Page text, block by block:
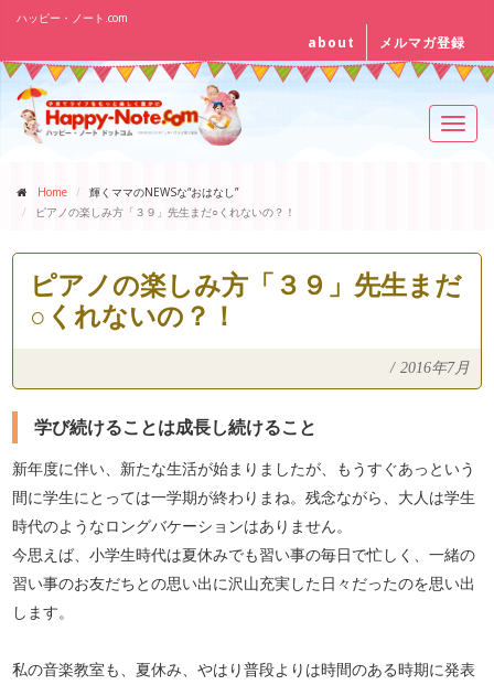
ハッピー・ノート.com
about メルマガ登録
Home
輝くママのNEWSな“おはなし”
ピアノの楽しみ方「３９」先生まだ○くれないの？！
ピアノの楽しみ方「３９」先生まだ
○くれないの？！
/ 2016年7月
学び続けることは成長し続けること
新年度に伴い、新たな生活が始まりましたが、もうすぐあっという
間に学生にとっては一学期が終わりまね。残念ながら、大人は学生
時代のようなロングバケーションはありません。
今思えば、小学生時代は夏休みでも習い事の毎日で忙しく、一緒の
習い事のお友だちとの思い出に沢山充実した日々だったのを思い出
します。
私の音楽教室も、夏休み、やはり普段よりは時間のある時期に発表